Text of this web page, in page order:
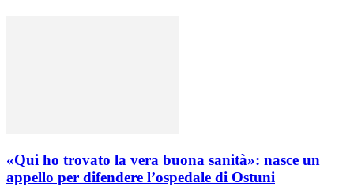
«Qui ho trovato la vera buona sanità»: nasce un
appello per difendere l’ospedale di Ostuni